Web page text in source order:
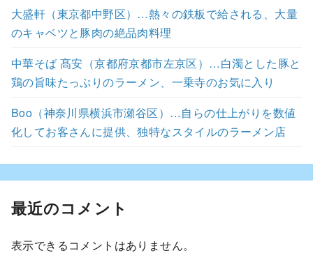
大盛軒（東京都中野区）…熱々の鉄板で給される、大量
のキャベツと豚肉の絶品肉料理
中華そば 髙安（京都府京都市左京区）…白濁とした豚と
鶏の旨味たっぷりのラーメン、一乗寺のお気に入り
Boo（神奈川県横浜市瀬谷区）…自らの仕上がりを数値
化してお客さんに提供、独特なスタイルのラーメン店
最近のコメント
表示できるコメントはありません。